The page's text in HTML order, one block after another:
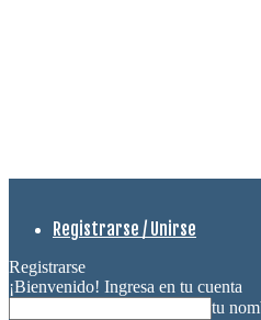
Registrarse / Unirse
Registrarse
¡Bienvenido! Ingresa en tu cuenta
tu